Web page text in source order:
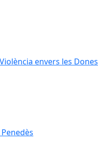
envers les Dones